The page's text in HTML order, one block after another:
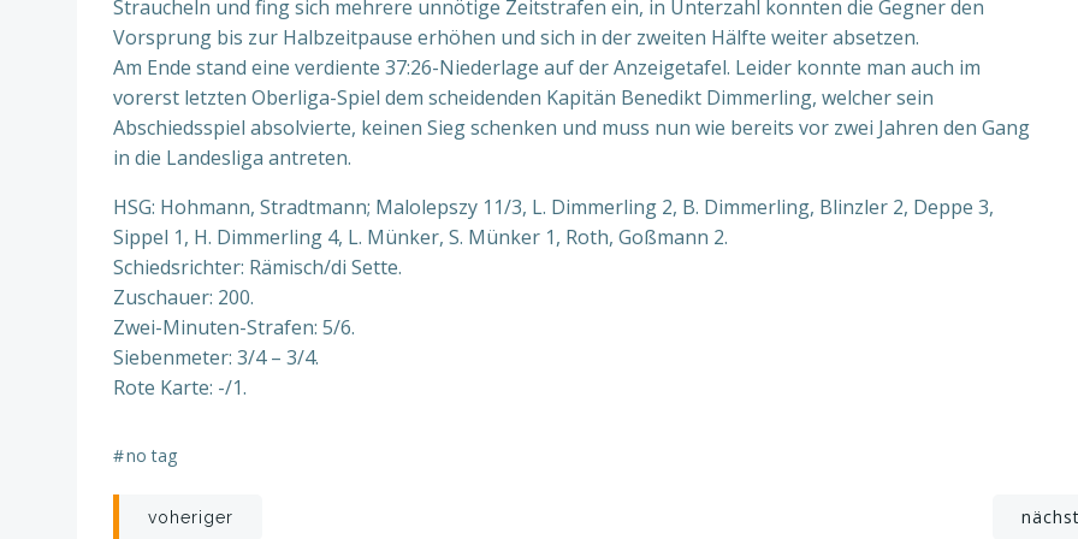
Straucheln und fing sich mehrere unnötige Zeitstrafen ein, in Unterzahl konnten die Gegner den
Vorsprung bis zur Halbzeitpause erhöhen und sich in der zweiten Hälfte weiter absetzen.
Am Ende stand eine verdiente 37:26-Niederlage auf der Anzeigetafel. Leider konnte man auch im
vorerst letzten Oberliga-Spiel dem scheidenden Kapitän Benedikt Dimmerling, welcher sein
Abschiedsspiel absolvierte, keinen Sieg schenken und muss nun wie bereits vor zwei Jahren den Gang
in die Landesliga antreten.
HSG: Hohmann, Stradtmann; Malolepszy 11/3, L. Dimmerling 2, B. Dimmerling, Blinzler 2, Deppe 3,
Sippel 1, H. Dimmerling 4, L. Münker, S. Münker 1, Roth, Goßmann 2.
Schiedsrichter: Rämisch/di Sette.
Zuschauer: 200.
Zwei-Minuten-Strafen: 5/6.
Siebenmeter: 3/4 – 3/4.
Rote Karte: -/1.
#no tag
Beitragsnavigation
voheriger Beitragsnavigation